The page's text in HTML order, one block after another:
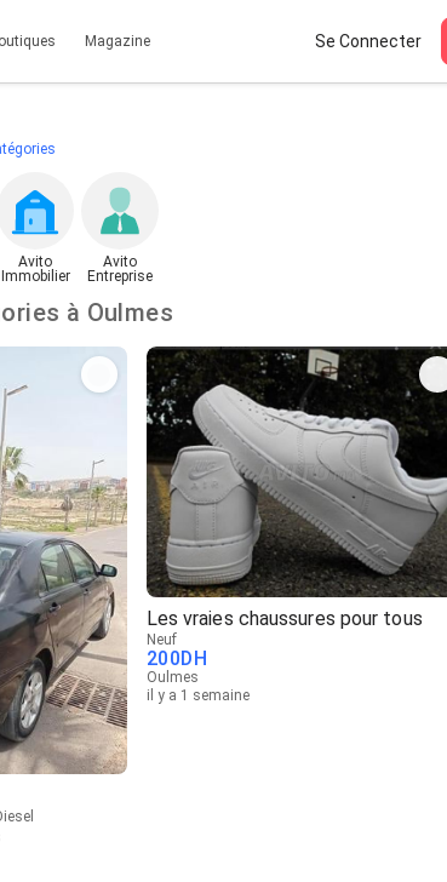
Magazine Se Connecter
Avito
Immobilier
Avito
Entreprise
Toutes les catégories à Oulmes
Les vraies chaussures pour tous
Neuf
200 DH
Oulmes
il y a 1 semaine